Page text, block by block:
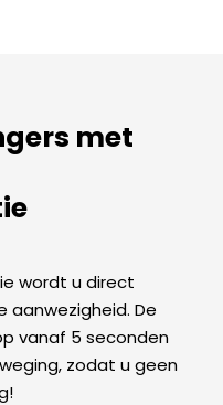
met
wordt u direct
aanwezigheid. De
vanaf 5 seconden
zodat u geen